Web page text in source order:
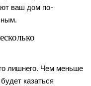
ваш дом по-
лишнего. Чем меньше
казаться